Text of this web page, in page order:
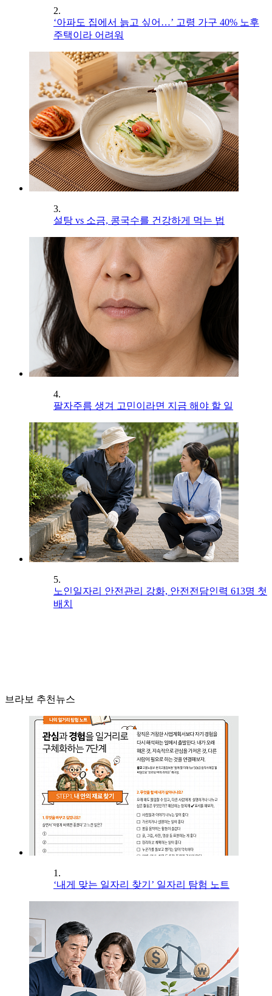
2.
‘아파도 집에서 늙고 싶어…’ 고령 가구 40% 노후
주택이라 어려워
3.
설탕 vs 소금, 콩국수를 건강하게 먹는 법
4.
팔자주름 생겨 고민이라면 지금 해야 할 일
5.
노인일자리 안전관리 강화, 안전전담인력 613명 첫
배치
브라보 추천뉴스
1.
‘내게 맞는 일자리 찾기’ 일자리 탐험 노트